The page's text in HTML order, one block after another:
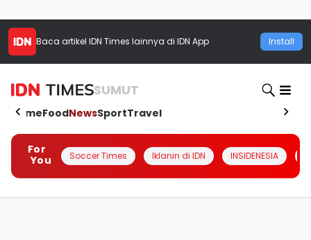
Baca artikel IDN Times lainnya di IDN App Install
SUMUT
HomeFoodNewsSportTravel
For
You
Soccer Times Iklanin di IDN INSIDENESIA